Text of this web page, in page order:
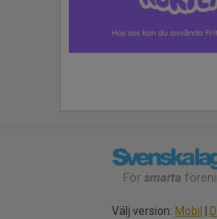
För smarta
Välj version: Mobil